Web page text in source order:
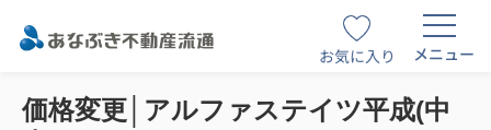
お気に入り メニュー
価格変更│アルファステイツ平成(中